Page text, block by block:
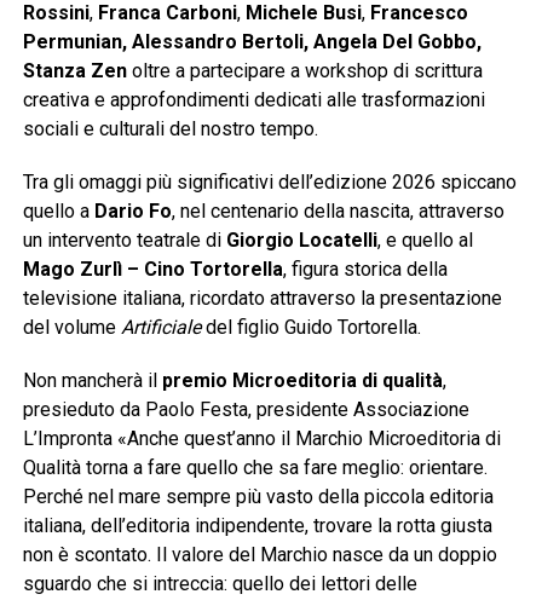
Rossini, Franca Carboni, Michele Busi, Francesco
Permunian, Alessandro Bertoli, Angela Del Gobbo,
Stanza Zenoltre a partecipare a workshop di scrittura
creativa e approfondimenti dedicati alle trasformazioni
sociali e culturali del nostro tempo.
Tra gli omaggi più significativi dell’edizione 2026 spiccano
quello a Dario Fo, nel centenario della nascita, attraverso
un intervento teatrale di Giorgio Locatelli, e quello al
Mago Zurlì – Cino Tortorella, figura storica della
televisione italiana, ricordato attraverso la presentazione
del volume Artificialedel figlio Guido Tortorella.
Non mancherà il premio Microeditoria di qualità,
presieduto da Paolo Festa, presidente Associazione
L’Impronta «Anche quest’anno il Marchio Microeditoria di
Qualità torna a fare quello che sa fare meglio: orientare.
Perché nel mare sempre più vasto della piccola editoria
italiana, dell’editoria indipendente, trovare la rotta giusta
non è scontato. Il valore del Marchio nasce da un doppio
sguardo che si intreccia: quello dei lettori delle